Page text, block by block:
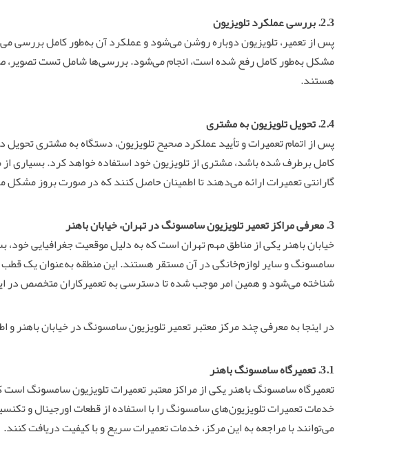
2.3. بررسی عملکرد تلویزیون
پس از تعمیر، تلویزیون دوباره روشن می‌شود و عملکرد آن به‌طور کامل بررسی
مشکل به‌طور کامل رفع شده است، انجام می‌شود. بررسی‌ها شامل تست تصویر،
هستند.
2.4. تحویل تلویزیون به مشتری
پس از اتمام تعمیرات و تأیید عملکرد صحیح تلویزیون، دستگاه به مشتری
کامل برطرف شده باشد، مشتری از تلویزیون خود استفاده خواهد کرد. بسیاری
گارانتی تعمیرات ارائه می‌دهند تا اطمینان حاصل کنند که در صورت بروز
3. معرفی مراکز
تعمیر تلویزیونسامسونگ در تهران، خیابان باهنر
خیابان باهنر یکی از مناطق مهم تهران است که به دلیل موقعیت جغرافیایی خود،
سامسونگ و سایر لوازم‌خانگی در آن مستقر هستند. این منطقه به‌عنوان یک
شناخته می‌شود و همین امر موجب شده تا دسترسی به تعمیرکاران متخصص در
در اینجا به معرفی چند مرکز معتبر تعمیر تلویزیون سامسونگ در خیابان باهنر و
3.1. تعمیرگاه سامسونگ باهنر
تعمیرگاه سامسونگ باهنر یکی از مراکز معتبر تعمیرات تلویزیون سامسونگ
خدمات تعمیرات تلویزیون‌های سامسونگ را با استفاده از قطعات اورجینال و
می‌توانند با مراجعه به این مرکز، خدمات تعمیرات سریع و با کیفیت دریافت کنند.